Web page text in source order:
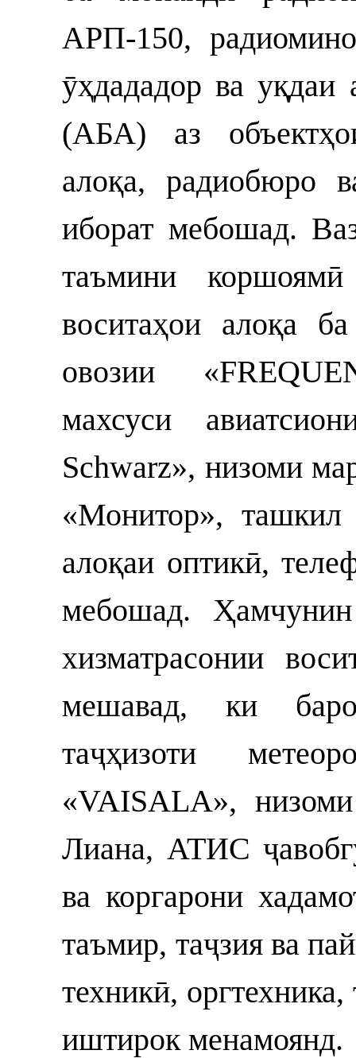
АРП-150,
ӯҳдададор ва уқдаи
(АБА) аз
алоқа, радиобюро
иборат мебошад.
таъмини
воситаҳои алоқа
овозии
махсуси
Schwarz», низоми
«Монитор», ташкил
алоқаи оптикӣ,
мебошад.
хизматрасонии
мешавад, ки
таҷҳизоти
«VAISALA»,
Лиана, АТИС
ва коргарони
таъмир, таҷзия ва
техникӣ,
иштирок менамоянд.